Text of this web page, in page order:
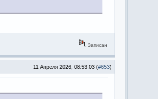
Записан
11 Апреля 2026, 08:53:03 (#653)